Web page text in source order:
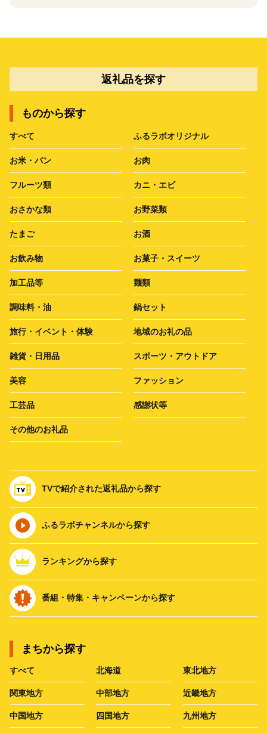
返礼品を探す
ものから探す
すべて ふるラボオリジナル
お米・パン お肉
フルーツ類 カニ・エビ
おさかな類 お野菜類
たまご お酒
お飲み物 お菓子・スイーツ
加工品等 麺類
調味料・油 鍋セット
旅行・イベント・体験 地域のお礼の品
雑貨・日用品 スポーツ・アウトドア
美容 ファッション
工芸品 感謝状等
その他のお礼品
TVで紹介された返礼品から探す
ふるラボチャンネルから探す
ランキングから探す
番組・特集・キャンペーンから探す
まちから探す
すべて 北海道 東北地方
関東地方 中部地方 近畿地方
中国地方 四国地方 九州地方